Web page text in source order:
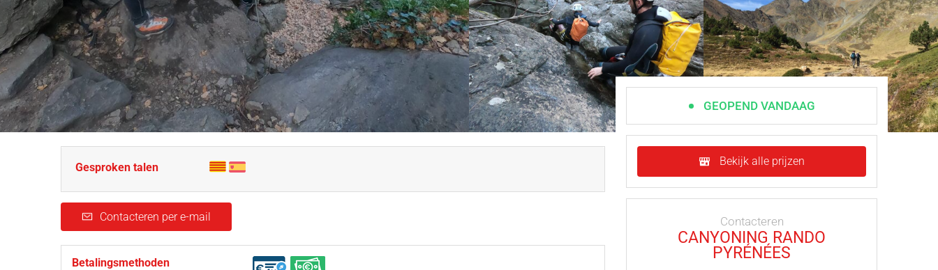
Gesproken talen
Contacteren per e-mail
Betalingsmethoden
GEOPEND VANDAAG
Bekijk alle prijzen
Contacteren
CANYONING RANDO
PYRÉNÉES